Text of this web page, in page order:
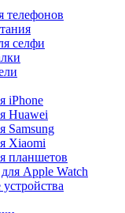
телефонов
селфи
iPhone
Huawei
Samsung
Xiaomi
планшетов
Apple Watch